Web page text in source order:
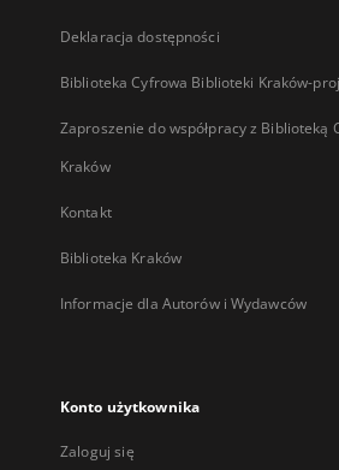
Deklaracja dostępności
Biblioteka Cyfrowa Biblioteki Kraków-
Zaproszenie do współpracy z Biblioteką
Kraków
Kontakt
Biblioteka Kraków
Informacje dla Autorów i Wydawców
Konto użytkownika
Zaloguj się